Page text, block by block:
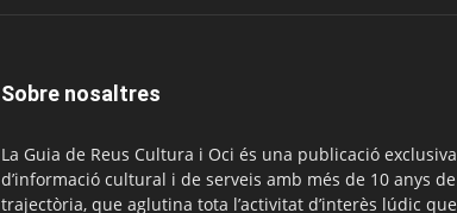
Sobre nosaltres
La Guia de Reus Cultura i Oci és una publicació exclusiva
d’informació cultural i de serveis amb més de 10 anys de
trajectòria, que aglutina tota l’activitat d’interès lúdic que